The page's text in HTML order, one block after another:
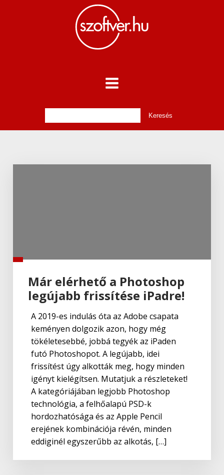
Már elérhető a Photoshop
legújabb frissítése iPadre!
A 2019-es indulás óta az Adobe csapata
keményen dolgozik azon, hogy még
tökéletesebbé, jobbá tegyék az iPaden
futó Photoshopot. A legújabb, idei
frissítést úgy alkották meg, hogy minden
igényt kielégítsen. Mutatjuk a részleteket!
A kategóriájában legjobb Photoshop
technológia, a felhőalapú PSD-k
hordozhatósága és az Apple Pencil
erejének kombinációja révén, minden
eddiginél egyszerűbb az alkotás, […]